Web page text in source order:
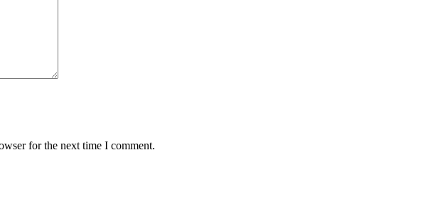
for the next time I comment.